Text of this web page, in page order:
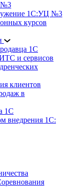
№3
1С:УЦ №3
курсов
1С
и сервисов
клиентов
в
1С
внедрения 1С: